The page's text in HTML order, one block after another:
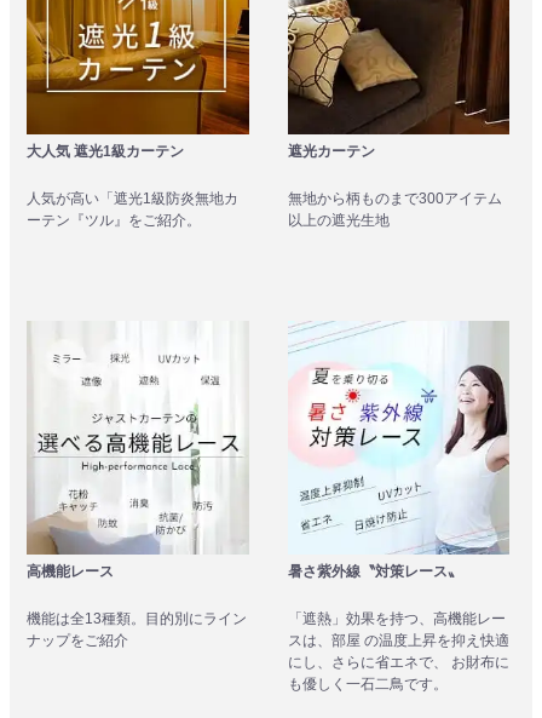
大人気 遮光1級カーテン
人気が高い「遮光1級防炎無地カ
ーテン『ツル』をご紹介。
遮光カーテン
無地から柄ものまで300アイテム
以上の遮光生地
高機能レース
機能は全13種類。目的別にライン
ナップをご紹介
暑さ紫外線〝対策レース〟
「遮熱」効果を持つ、高機能レー
スは、部屋 の温度上昇を抑え快適
にし、さらに省エネで、 お財布に
も優しく一石二鳥です。